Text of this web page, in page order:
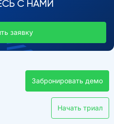
С НАМИ
заявку
Забронировать демо
Начать триал